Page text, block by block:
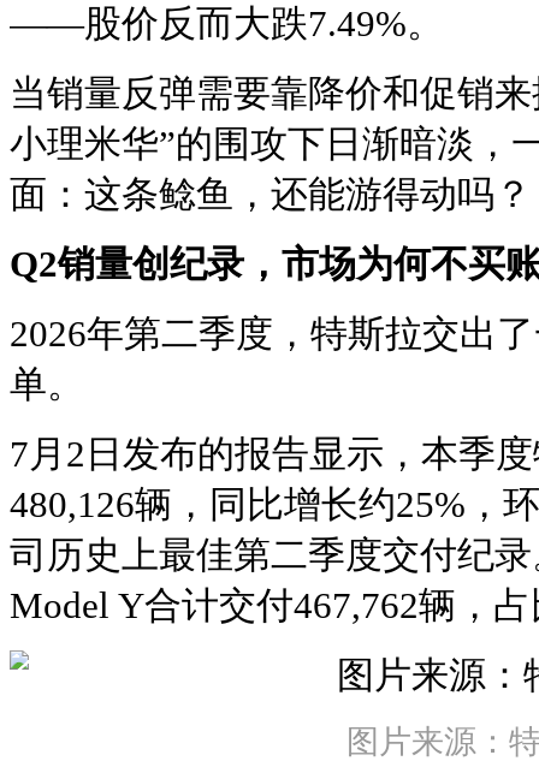
——股价反而大跌7.49%。
当销量反弹需要靠降价和促销
小理米华”的围攻下日渐暗淡，
面：这条鲶鱼，还能游得动吗？
Q2销量创纪录，市场为何不买
2026年第二季度，特斯拉交出
单。
7月2日发布的报告显示，本季
480,126辆，同比增长约25%，
司历史上最佳第二季度交付纪
Model Y合计交付467,762辆，
图片来源：